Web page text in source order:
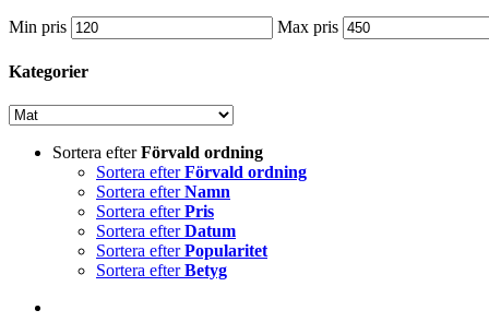
Min pris Max pris
Kategorier
Sortera efterFörvald ordning
Sortera efterFörvald ordning
Sortera efterNamn
Sortera efterPris
Sortera efterDatum
Sortera efterPopularitet
Sortera efterBetyg